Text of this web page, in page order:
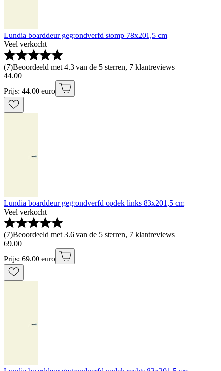
Lundia boarddeur gegrondverfd stomp 78x201,5 cm
Veel verkocht
(7)Beoordeeld met 4.3 van de 5 sterren, 7 klantreviews
44.00
Prijs: 44.00 euro
Lundia boarddeur gegrondverfd opdek links 83x201,5 cm
Veel verkocht
(7)Beoordeeld met 3.6 van de 5 sterren, 7 klantreviews
69.00
Prijs: 69.00 euro